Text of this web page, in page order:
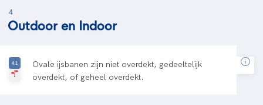
4
Outdoor en Indoor
Ovale ijsbanen zijn niet overdekt, gedeeltelijk
overdekt, of geheel overdekt.